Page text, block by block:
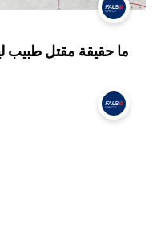
ما حقيقة مقتل طبيب